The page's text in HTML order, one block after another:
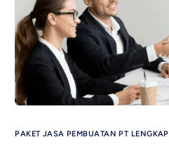
PAKET JASA PEMBUATAN PT LENGKAP